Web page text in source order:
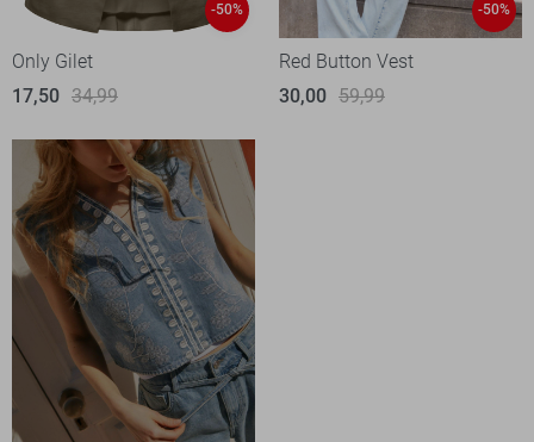
-50%
Only Gilet
17,50 34,99
-50%
Red Button Vest
30,00 59,99